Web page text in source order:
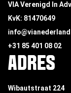
VIA Verenigd In
KvK: 81470649
info@vianederland
+31 85 401 08 02
ADRES
Wibautstraat 224